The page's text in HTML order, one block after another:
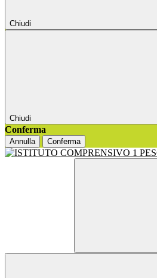
Chiudi
Chiudi
Conferma
Annulla Conferma